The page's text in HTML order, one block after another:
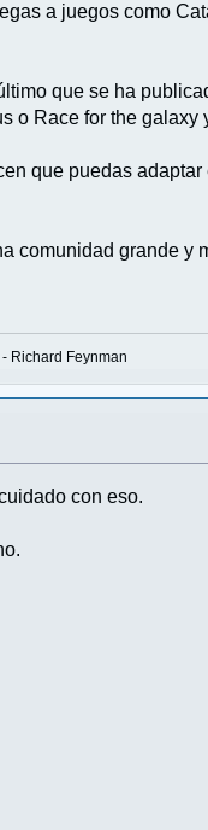
a juegos como
que se ha
o Race for the galaxy
que puedas adaptar
comunidad grande y
Richard Feynman
con eso.